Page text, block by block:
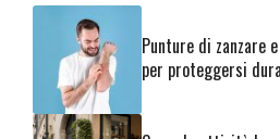
Punture di zanzare
per proteggersi